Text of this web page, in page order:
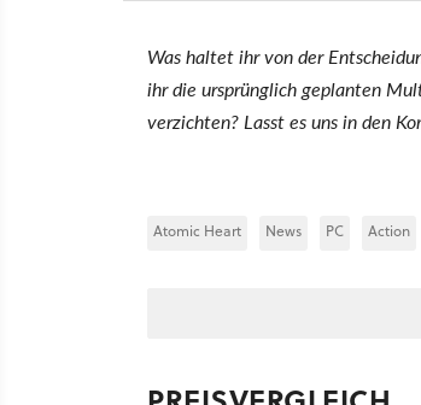
Was haltet ihr von der
ihr die ursprünglich geplanten
verzichten? Lasst es uns in den
Atomic Heart News PC Action